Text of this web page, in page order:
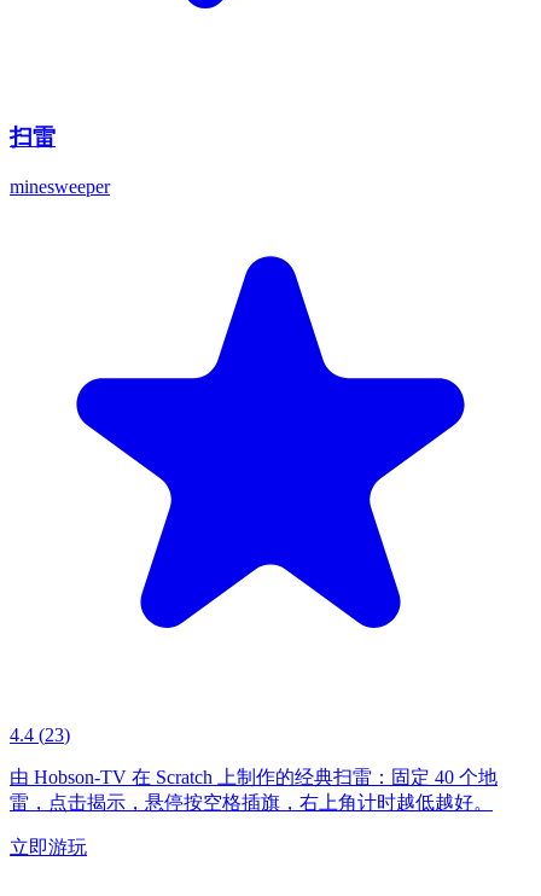
扫雷
minesweeper
4.4 (23)
由 Hobson-TV 在 Scratch 上制作的经典扫雷：固定 40 个地
雷，点击揭示，悬停按空格插旗，右上角计时越低越好。
立即游玩